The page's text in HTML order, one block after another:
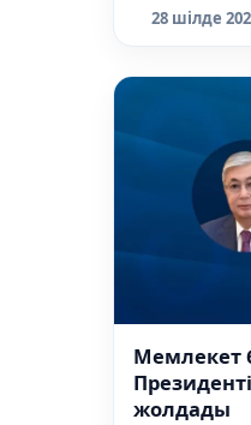
28 шілде
Мемлекет
жолдады